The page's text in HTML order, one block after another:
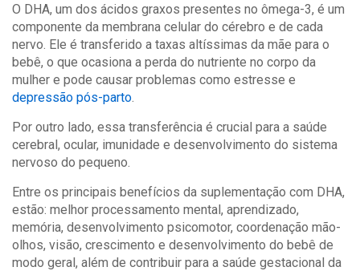
O DHA, um dos ácidos graxos presentes no ômega-3, é um
componente da membrana celular do cérebro e de cada
nervo. Ele é transferido a taxas altíssimas da mãe para o
bebê, o que ocasiona a perda do nutriente no corpo da
mulher e pode causar problemas como estresse e
depressão pós-parto.
Por outro lado, essa transferência é crucial para a saúde
cerebral, ocular, imunidade e desenvolvimento do sistema
nervoso do pequeno.
Entre os principais benefícios da suplementação com DHA,
estão: melhor processamento mental, aprendizado,
memória, desenvolvimento psicomotor, coordenação mão-
olhos, visão, crescimento e desenvolvimento do bebê de
modo geral, além de contribuir para a saúde gestacional da